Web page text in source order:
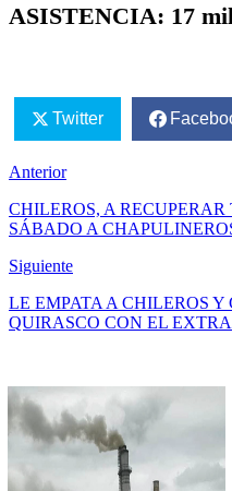
ASISTENCIA: 17
Twitter
Anterior
CHILEROS, A RECUPERAR
SÁBADO A
Siguiente
LE EMPATA A CHILEROS
QUIRASCO CON EL EXTRA